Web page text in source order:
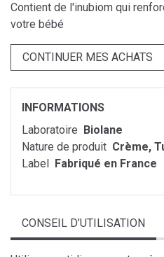
Contient de l'inubiom qui
votre bébé
CONTINUER MES ACHATS
INFORMATIONS
Laboratoire Biolane
Nature de produit Crème,
Label Fabriqué en France
CONSEIL D’UTILISATION